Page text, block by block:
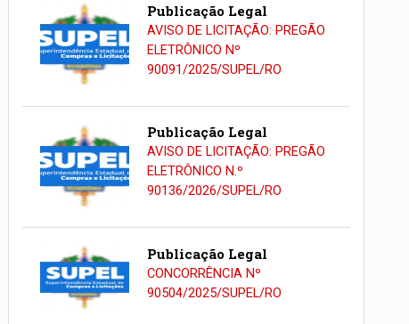
Publicação Legal
AVISO DE LICITAÇÃO: PREGÃO
ELETRÔNICO Nº
90091/2025/SUPEL/RO
Publicação Legal
AVISO DE LICITAÇÃO: PREGÃO
ELETRÔNICO N.º
90136/2026/SUPEL/RO
Publicação Legal
CONCORRÊNCIA Nº
90504/2025/SUPEL/RO